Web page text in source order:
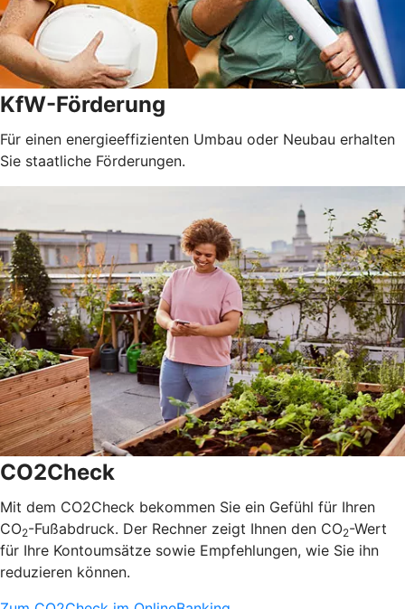
KfW-Förderung
Für einen energieeffizienten Umbau oder Neubau erhalten
Sie staatliche Förderungen.
CO2Check
Mit dem CO2Check bekommen Sie ein Gefühl für Ihren
CO2-Fußabdruck. Der Rechner zeigt Ihnen den CO2-Wert
für Ihre Kontoumsätze sowie Empfehlungen, wie Sie ihn
reduzieren können.